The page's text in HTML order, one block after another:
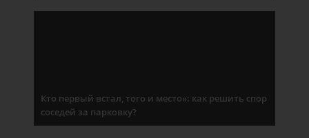
Кто первый встал, того и место»: как решить спор
соседей за парковку?